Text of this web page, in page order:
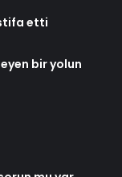
etti
bir yolun